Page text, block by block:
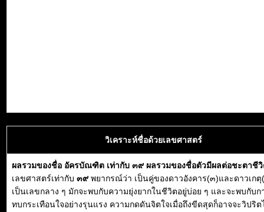
วิเคราะห์ชื่อด้วยเลขศาสตร์
ผลรวมของชื่อ อัครบัณฑิต เท่ากับ ๓๙ ผลรวมของชื่อตัวมีผลต่อชะตาชี
เลขศาสตร์เท่ากับ ๓๙ พยากรณ์ว่า เป็นคู่ของดาวอังคาร(๓)และดาวเกตุ
เป็นเลขกลาง ๆ มักจะพบกับความยุ่งยากในชีวิตอยู่บ่อย ๆ และจะพบกับก
ทบกระเทือนใจอย่างรุนแรง ความกดดันจิตใจเมื่อถึงขีดสุดก็อาจจะวิปริต